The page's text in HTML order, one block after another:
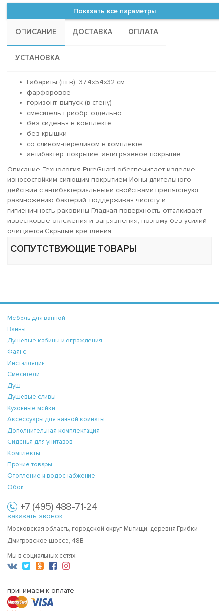
Показать все параметры
ОПИСАНИЕ ДОСТАВКА ОПЛАТА
УСТАНОВКА
Габариты (шгв): 37,4x54x32 см
фарфоровое
горизонт. выпуск (в стену)
смеситель приобр. отдельно
без сиденья в комплекте
без крышки
со сливом-переливом в комплекте
антибактер. покрытие, антигрязевое покрытие
Описание Технология PureGuard обеспечивает изделие
износостойким сияющим покрытием Ионы длительного
действия с антибактериальными свойствами препятствуют
размножению бактерий, поддерживая чистоту и
гигиеничность раковины Гладкая поверхность отталкивает
известковые отложения и загрязнения, поэтому без усилий
очищается Скрытые крепления
СОПУТСТВУЮЩИЕ ТОВАРЫ
Мебель для ванной
Ванны
Душевые кабины и ограждения
Фаянс
Инсталляции
Смесители
Душ
Душевые сливы
Кухонные мойки
Аксессуары для ванной комнаты
Дополнительная комплектация
Сиденья для унитазов
Комплекты
Прочие товары
Отопление и водоснабжение
Обои
+7 (495) 488-71-24
заказать звонок
Московская область, городской округ Мытищи, деревня Грибки
Дмитровское шоссе, 48В
Мы в социальных сетях:
принимаем к оплате